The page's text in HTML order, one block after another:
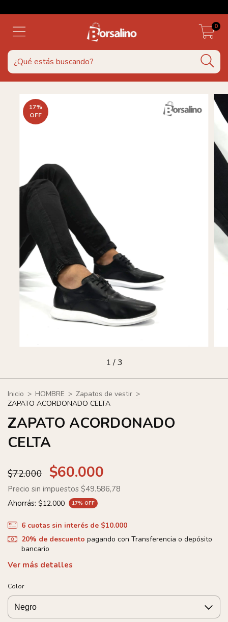
0
17%
OFF
1/3
Inicio > HOMBRE > Zapatos de vestir >
ZAPATO ACORDONADO CELTA
ZAPATO ACORDONADO
CELTA
$72.000 $60.000
Precio sin impuestos $49.586,78
Ahorrás: $12.000 17% OFF
6 cuotas sin interés de $10.000
20% de descuento pagando con Transferencia o depósito
bancario
Ver más detalles
Color